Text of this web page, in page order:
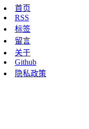
首页
RSS
标签
留言
关于
Github
隐私政策